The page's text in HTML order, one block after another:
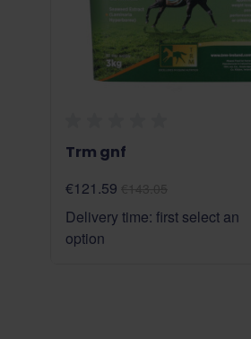
Trm gnf
€121.59
Delivery time: first select an
option